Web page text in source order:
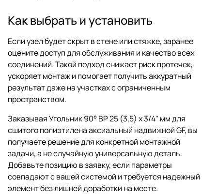
Как выбрать и установить
Если узел будет скрыт в стене или стяжке, заранее
оцените доступ для обслуживания и качество всех
соединений. Такой подход снижает риск протечек,
ускоряет монтаж и помогает получить аккуратный
результат даже на участках с ограниченным
пространством.
Заказывая Угольник 90° ВР 25 (3,5) х 3/4" мм для
сшитого полиэтилена аксиальный надвижной GF, вы
получаете решение для конкретной монтажной
задачи, а не случайную универсальную деталь.
Добавьте позицию в заявку, если параметры
совпадают с вашей системой и требуется надежный
элемент без лишней доработки на месте.